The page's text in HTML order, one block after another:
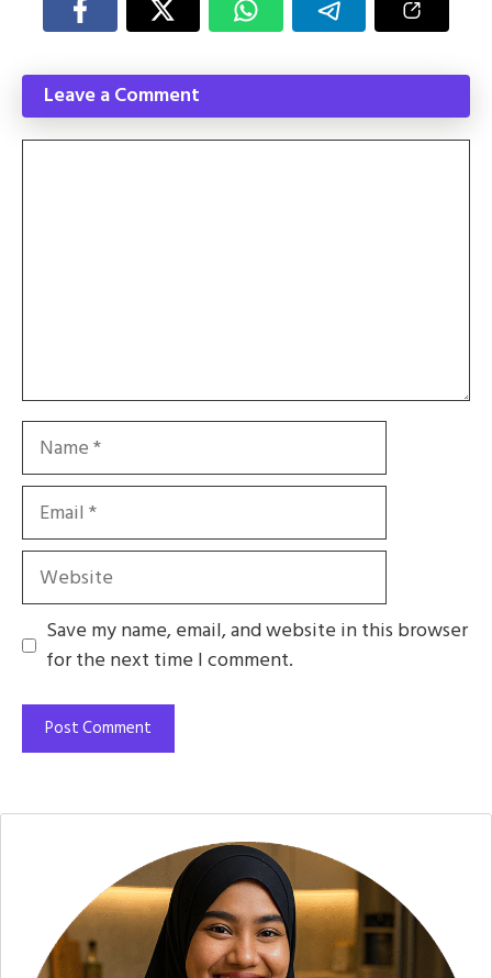
Leave a Comment
Name
Email
Website
Save my name, email, and website in this browser
for the next time I comment.